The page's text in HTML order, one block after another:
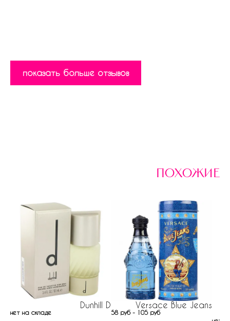
показать больше отзывов
похожие
Dunhill D
нет на складе
Versace Blue Jeans
58 руб - 105 руб